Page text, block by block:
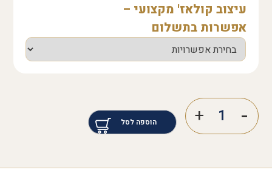
עיצוב קולאז' מקצועי –
אפשרות בתשלום
הוספה לסל